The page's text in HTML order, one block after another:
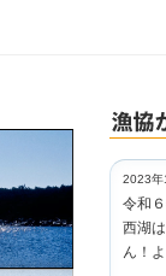
2023年
令和
西湖
ん！